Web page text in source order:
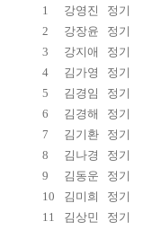
1 강영진 정기
2
강장윤 정기
3
강지애 정기
4
김가영 정기
5
김경임 정기
6
김경해 정기
7
김기환 정기
8
김나경 정기
9
김동운 정기
10
김미희 정기
11
김상민 정기